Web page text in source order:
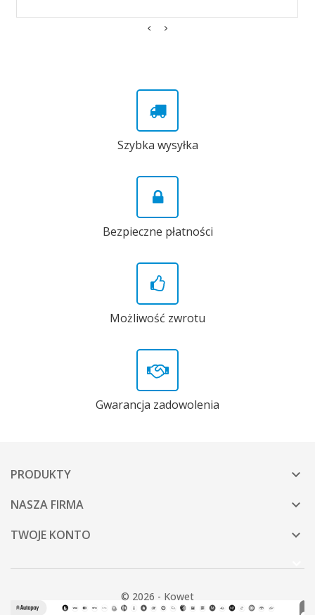
Szybka wysyłka
Bezpieczne płatności
Możliwość zwrotu
Gwarancja zadowolenia
PRODUKTY 
NASZA FIRMA 
TWOJE KONTO 
© 2026 - Kowet